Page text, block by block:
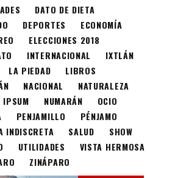
DATO DE DIETA
DEPORTES
ECONOMÍA
ELECCIONES 2018
INTERNACIONAL
IXTLÁN
LA PIEDAD
LIBROS
NACIONAL
NATURALEZA
IPSUM
NUMARÁN
OCIO
PENJAMILLO
PÉNJAMO
INDISCRETA
SALUD
SHOW
UTILIDADES
VISTA HERMOSA
ZINÁPARO